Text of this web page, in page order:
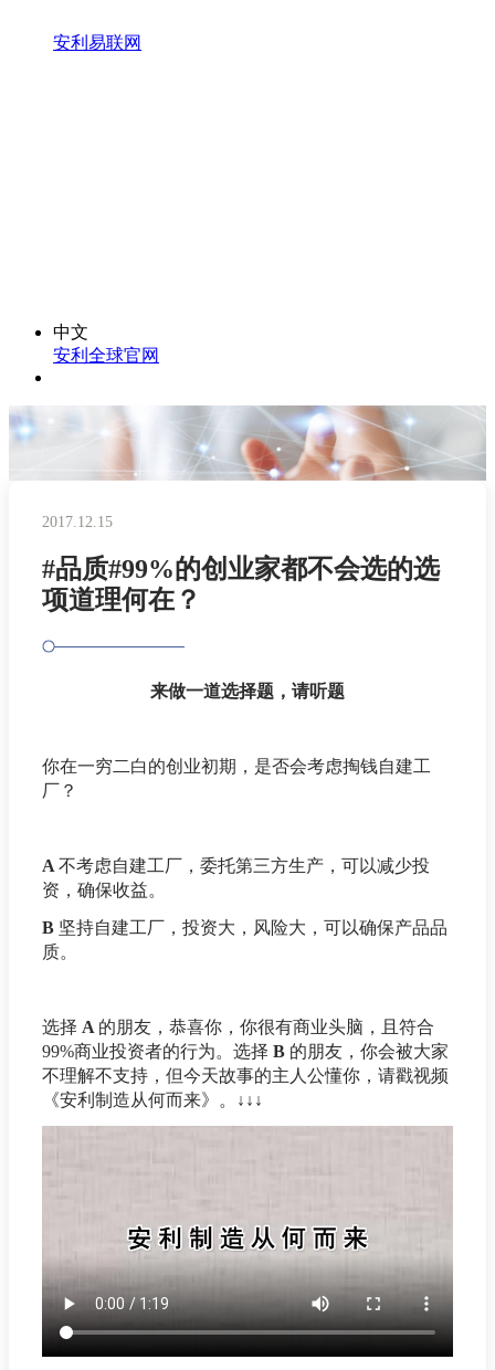
安利易联网
中文
安利全球官网
2017.12.15
#品质#99%的创业家都不会选的选
项道理何在？
来做一道选择题，请听题
你在一穷二白的创业初期，是否会考虑掏钱自建工
厂？
A 不考虑自建工厂，委托第三方生产，可以减少投
资，确保收益。
B 坚持自建工厂，投资大，风险大，可以确保产品品
质。
选择 A 的朋友，恭喜你，你很有商业头脑，且符合
99%商业投资者的行为。选择 B 的朋友，你会被大家
不理解不支持，但今天故事的主人公懂你，请戳视频
《安利制造从何而来》。↓↓↓